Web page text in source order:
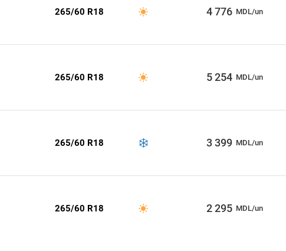
265/60 R18 4 776 MDL/un
265/60 R18 5 254 MDL/un
265/60 R18 3 399 MDL/un
265/60 R18 2 295 MDL/un